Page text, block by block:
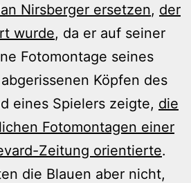
Nirsberger ersetzen, der
wurde, da er auf seiner
Fotomontage seines
Köpfen des
eines Spielers zeigte, die
Fotomontagen einer
Zeitung orientierte.
die Blauen aber nicht,